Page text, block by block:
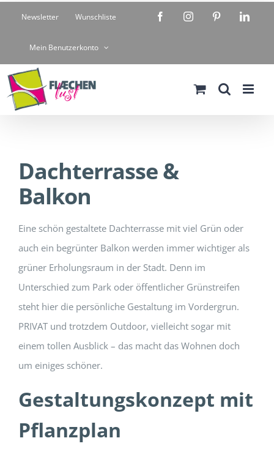
springen
Newsletter Wunschliste
Mein Benutzerkonto
FacebookInstagramPinterest
Dachterrasse &
Balkon
Eine schön gestaltete Dachterrasse mit viel Grün oder
auch ein begrünter Balkon werden immer wichtiger als
grüner Erholungsraum in der Stadt. Denn im
Unterschied zum Park oder öffentlicher Grünstreifen
steht hier die persönliche Gestaltung im Vordergrun.
PRIVAT und trotzdem Outdoor, vielleicht sogar mit
einem tollen Ausblick – das macht das Wohnen doch
um einiges schöner.
Gestaltungskonzept mit
Pflanzplan